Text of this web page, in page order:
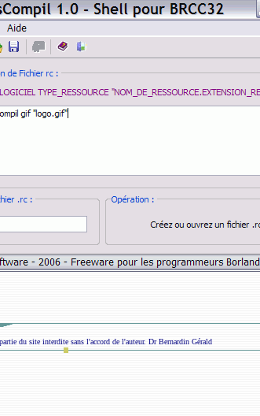
du site interdite sans l'accord de l'auteur. Dr Bernardin Gérald